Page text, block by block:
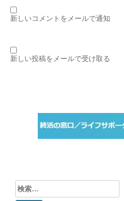
新しいコメントをメールで通知
新しい投稿をメールで受け取る
検
索: